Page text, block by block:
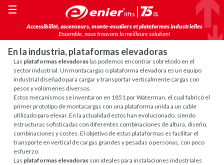
Accessibilité, ascenseurs, monte-escaliers et plateformes industrielles
Ensemble, nous trouvons la meilleure solution!
☰
En la industria, plataformas elevadoras
Las plataformas elevadoraslas podemos encontrar sobretodo en el
sector industrial. Un montacargas o plataforma elevadora es un equipo
industrial diseñado para cargar y transportar verticalmente cargas con
pesos y volúmenes diversos.
Estos mecanismos se inventaron en 1851 por Waterman, el cual fabricó el
primer prototipo de montacargas con una plataforma unida a un cable
utilizado para elevar. En la actualidad estos han evolucionado, siendo
estructuras sofisticadas con diferentes combinaciones de altura, diseño,
combinaciones y costes. El objetivo de estas plataformas es facilitar el
transporte en vertical de cargas grandes y pesadas o personas, con poco
esfuerzo.
Las plataformas elevadoras son ideales para instalaciones industriales